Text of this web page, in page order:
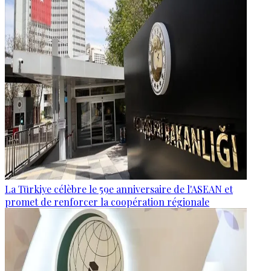
La Türkiye célèbre le 59e anniversaire de l'ASEAN et
promet de renforcer la coopération régionale